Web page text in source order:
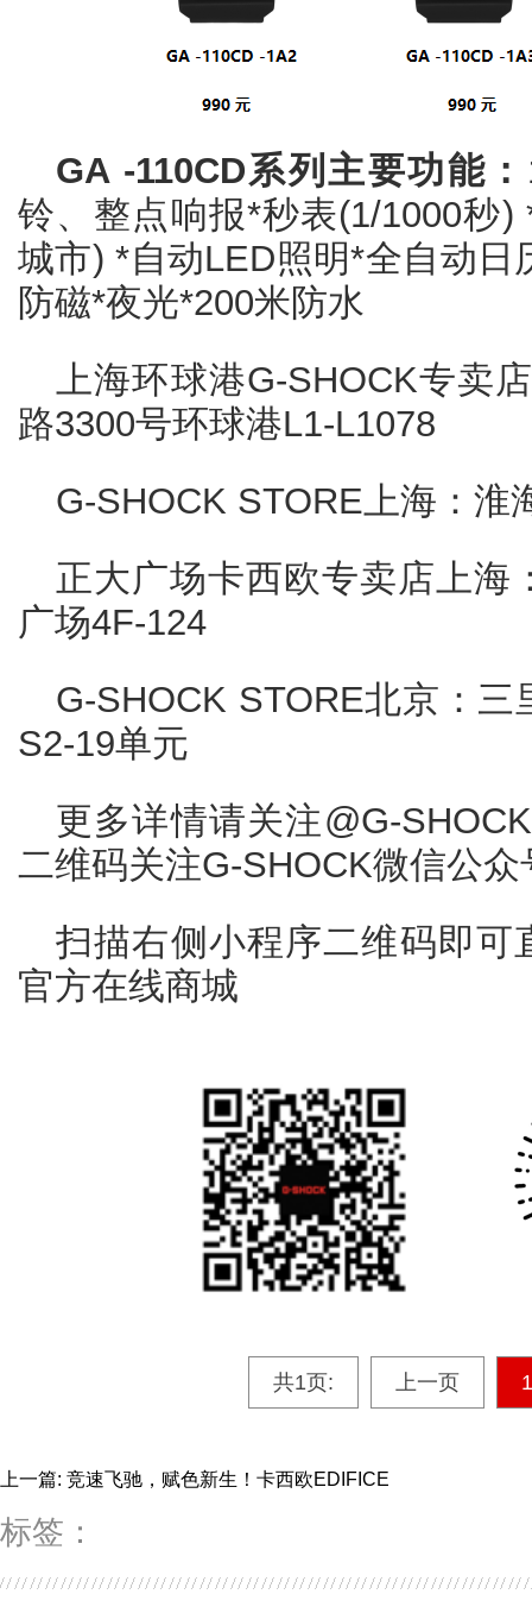
GA -110CD系列主要功能：
铃、整点响报*秒表(1/1000秒
城市) *自动LED照明*全自动日
防磁*夜光*200米防水
上海环球港G-SHOCK专卖
路3300号环球港L1-L1078
G-SHOCK STORE上海：淮
正大广场卡西欧专卖店上海
广场4F-124
G-SHOCK STORE北京：
S2-19单元
更多详情请关注@G-
二维码关注G-SHOCK微信公众
扫描右侧小程序二维码即可
官方在线商城
共1页: 上一页 1
上一篇: 竞速飞驰，赋色新生！卡西欧EDIFICE
标签：